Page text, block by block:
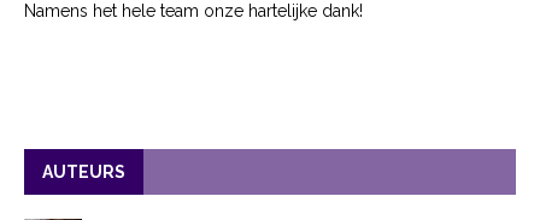
Namens het hele team onze hartelijke dank!
AUTEURS